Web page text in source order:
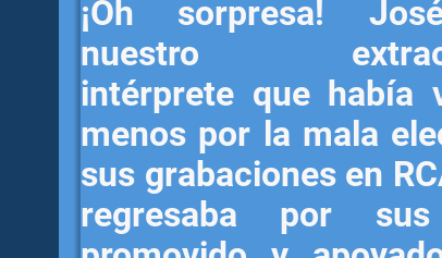
¡Oh sorpresa!
nuestro
intérprete que había
menos por la mala
sus grabaciones en
regresaba por